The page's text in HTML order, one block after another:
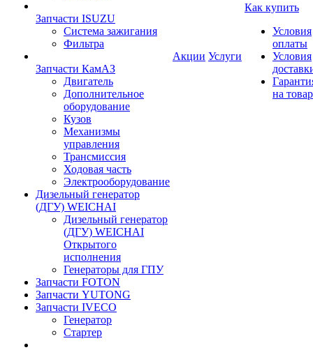
Запчасти ISUZU
Система зажигания
Фильтра
Запчасти КамАЗ
Двигатель
Дополнительное
оборудование
Кузов
Механизмы
управления
Трансмиссия
Ходовая часть
Электрооборудование
Дизельный генератор
(ДГУ) WEICHAI
Дизельный генератор
(ДГУ) WEICHAI
Открытого
исполнения
Генераторы для ГПУ
Запчасти FOTON
Запчасти YUTONG
Запчасти IVECO
Генератор
Стартер
Акции Услуги
Как купить
Условия
оплаты
Условия
на товар